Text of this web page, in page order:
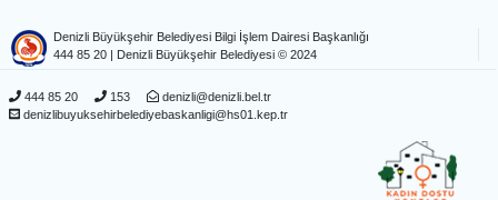
Denizli Büyükşehir Belediyesi Bilgi İşlem Dairesi Başkanlığı
444 85 20 | Denizli Büyükşehir Belediyesi © 2024
444 85 20 153
denizli@denizli.bel.tr
denizlibuyuksehirbelediyebaskanligi@hs01.kep.tr